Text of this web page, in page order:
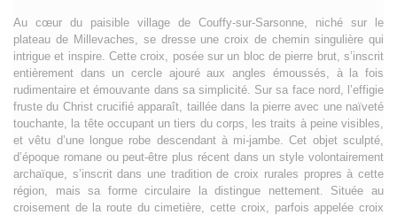
Au cœur du paisible village de Couffy-sur-Sarsonne, niché sur le
plateau de Millevaches, se dresse une croix de chemin singulière qui
intrigue et inspire. Cette croix, posée sur un bloc de pierre brut, s’inscrit
entièrement dans un cercle ajouré aux angles émoussés, à la fois
rudimentaire et émouvante dans sa simplicité. Sur sa face nord, l’effigie
fruste du Christ crucifié apparaît, taillée dans la pierre avec une naïveté
touchante, la tête occupant un tiers du corps, les traits à peine visibles,
et vêtu d’une longue robe descendant à mi-jambe. Cet objet sculpté,
d’époque romane ou peut-être plus récent dans un style volontairement
archaïque, s’inscrit dans une tradition de croix rurales propres à cette
région, mais sa forme circulaire la distingue nettement. Située au
croisement de la route du cimetière, cette croix, parfois appelée croix